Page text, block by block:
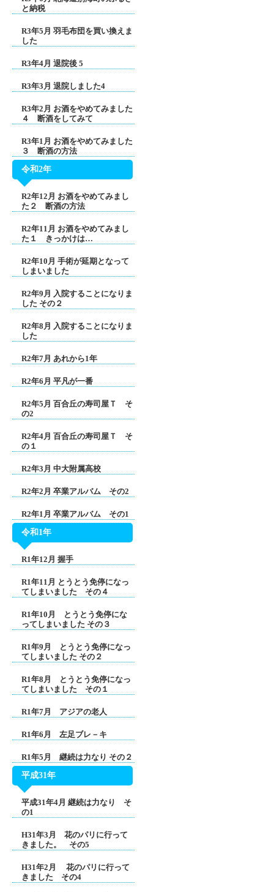
と納税
R3年5月 羽毛布団を買い換えま
した
R3年4月 退院後 5
R3年3月 退院しました4
R3年2月 お酒をやめてみました
４ 断酒をしてみて
R3年1月 お酒をやめてみました
３ 断酒の方法
令和2年
R2年12月 お酒をやめてみまし
た２ 断酒の方法
R2年11月 お酒をやめてみまし
た１ きっかけは…
R2年10月 手術が延期となって
しまいました
R2年9月 入院することになりま
した その２
R2年8月 入院することになりま
した
R2年7月 あれから1年
R2年6月 平凡が一番
R2年5月 百合丘の寿司屋Ｔ そ
の2
R2年4月 百合丘の寿司屋Ｔ そ
の１
R2年3月 中大附属高校
R2年2月 卒業アルバム その2
R2年1月 卒業アルバム その1
令和1年
R1年12月 握手
R1年11月 とうとう免停になっ
てしまいました その４
R1年10月 とうとう免停にな
ってしまいました その３
R1年9月 とうとう免停になっ
てしまいました その２
R1年8月 とうとう免停になっ
てしまいました その１
R1年7月 アジアの老人
R1年6月 左足ブレ－キ
R1年5月 継続は力なり その２
平成31年
平成31年4月 継続は力なり そ
の1
H31年3月 花のパリに行って
きました。 その5
H31年2月 花のパリに行って
きました その4